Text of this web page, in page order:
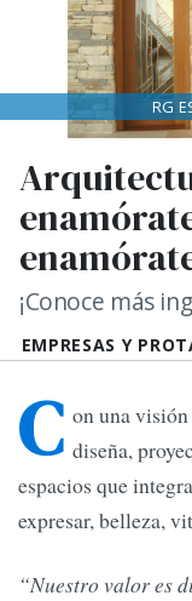
EMPRESAS Y
¡Conoce más
RG
C on una
diseña,
espacios que
expresar, belleza,
“Nuestro valor es